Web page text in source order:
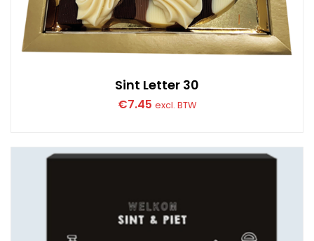
Sint Letter 30
€7.45 excl. BTW